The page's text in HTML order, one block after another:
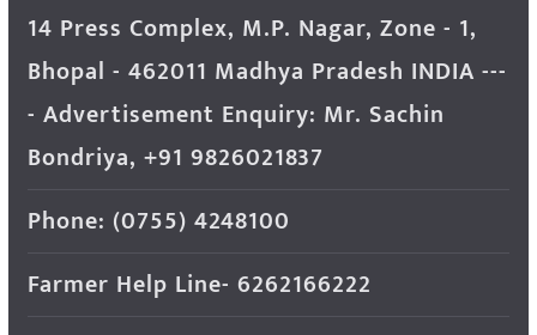
14 Press Complex, M.P. Nagar, Zone - 1,
Bhopal - 462011 Madhya Pradesh INDIA ---
- Advertisement Enquiry: Mr. Sachin
Bondriya, +91 9826021837
Phone: (0755) 4248100
Farmer Help Line- 6262166222